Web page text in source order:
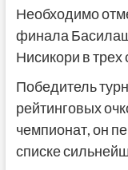
Необходимо
финала
Нисикори в трех
Победитель
рейтинговых
чемпионат, он
списке